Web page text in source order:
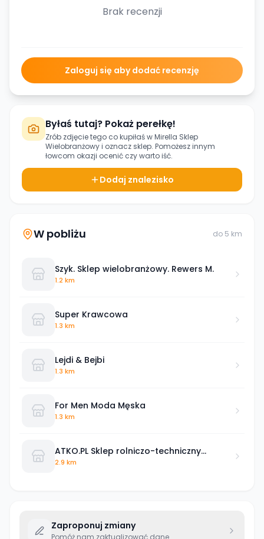
Brak recenzji
Zaloguj się aby dodać recenzję
Byłaś tutaj? Pokaż perełkę!
Zrób zdjęcie tego co kupiłaś wMirella Sklep
Wielobranżowyi oznacz sklep. Pomożesz innym
łowcom okazji ocenić czy warto iść.
Dodaj znalezisko
W pobliżu do 5 km
Szyk. Sklep wielobranżowy. Rewers M.
1.2 km
Super Krawcowa
1.3 km
Lejdi & Bejbi
1.3 km
For Men Moda Męska
1.3 km
ATKO.PL Sklep rolniczo-techniczny
Powered by Kramp Szubin
2.9 km
Zaproponuj zmiany
Pomóż nam zaktualizować dane